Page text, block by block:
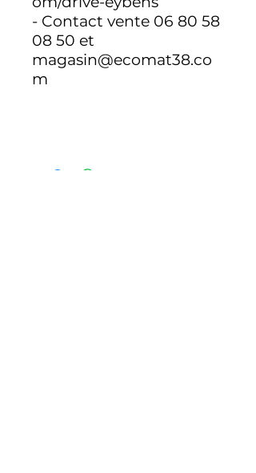
- Contact vente 06 80 58
08 50 et
magasin@ecomat38.co
m